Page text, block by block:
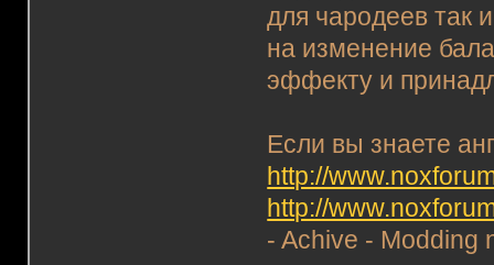
для чародеев так
на изменение
эффекту и
Если вы знаете
http://
http://
- Achive - Modding